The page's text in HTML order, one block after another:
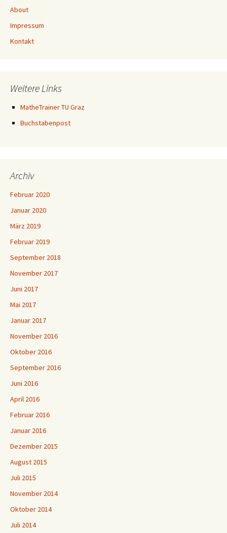
About
Impressum
Kontakt
Weitere Links
MatheTrainer TU Graz
Buchstabenpost
Archiv
Februar 2020
Januar 2020
März 2019
Februar 2019
September 2018
November 2017
Juni 2017
Mai 2017
Januar 2017
November 2016
Oktober 2016
September 2016
Juni 2016
April 2016
Februar 2016
Januar 2016
Dezember 2015
August 2015
Juli 2015
November 2014
Oktober 2014
Juli 2014